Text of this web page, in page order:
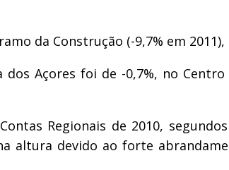
da Construção (-9,7% em 2011),
Açores foi de -0,7%, no
Regionais de 2010,
altura devido ao forte